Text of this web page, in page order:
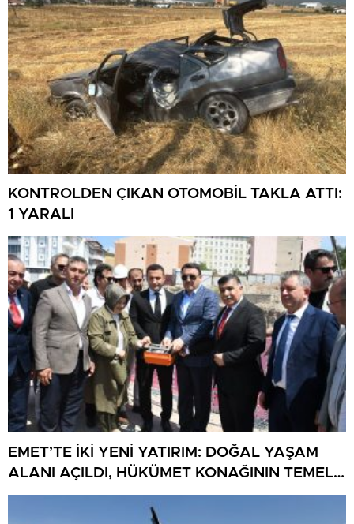
KONTROLDEN ÇIKAN OTOMOBİL TAKLA ATTI:
1 YARALI
EMET’TE İKİ YENİ YATIRIM: DOĞAL YAŞAM
ALANI AÇILDI, HÜKÜMET KONAĞININ TEMELİ
ATILDI